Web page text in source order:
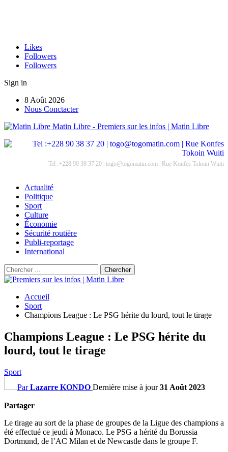
Likes
Followers
Followers
Sign in
8 Août 2026
Nous Conctacter
Matin Libre - Premiers sur les infos | Matin Libre
Tel :+228 90 38 37 20 | togo@togomatin.com | Rue Konfes Tokoin Wuiti
Actualité
Politique
Sport
Culture
Économie
Sécurité routière
Publi-reportage
International
Accueil
Sport
Champions League : Le PSG hérite du lourd, tout le tirage
Champions League : Le PSG hérite du
lourd, tout le tirage
Sport
ParLazarre KONDO Dernière mise à jour31 Août 2023
Partager
Le tirage au sort de la phase de groupes de la Ligue des champions a
été effectué ce jeudi à Monaco. Le PSG a hérité du Borussia
Dortmund, de l’AC Milan et de Newcastle dans le groupe F.